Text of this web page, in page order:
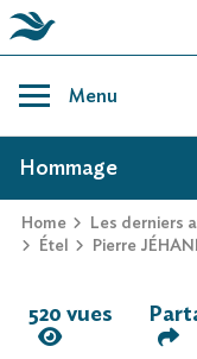
content
Menu
AVIS DE
Home Les derniers
Étel
Pierre
Hommage
Hommage
Mur des souvenirs
520 vues